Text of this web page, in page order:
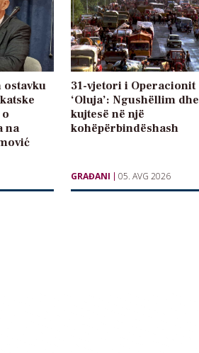
ostavku
na
31-vjetori i Operacionit
‘Oluja’: Ngushëllim dhe
kujtesë në një
kohëpërbindëshash
GRAĐANI 05. AVG 2026